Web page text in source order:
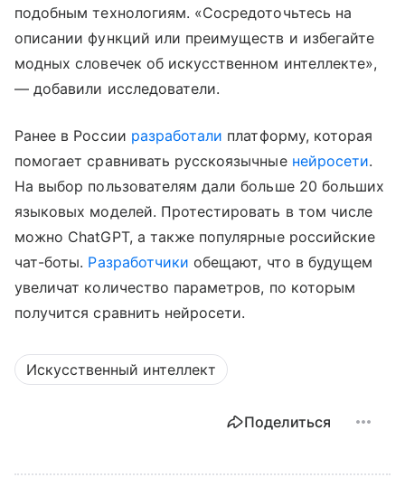
подобным технологиям. «Сосредоточьтесь на
описании функций или преимуществ и избегайте
модных словечек об искусственном интеллекте»,
— добавили исследователи.
Ранее в России разработали платформу, которая
помогает сравнивать русскоязычные нейросети.
На выбор пользователям дали больше 20 больших
языковых моделей. Протестировать в том числе
можно ChatGPT, а также популярные российские
чат-боты. Разработчики обещают, что в будущем
увеличат количество параметров, по которым
получится сравнить нейросети.
Искусственный интеллект
Поделиться